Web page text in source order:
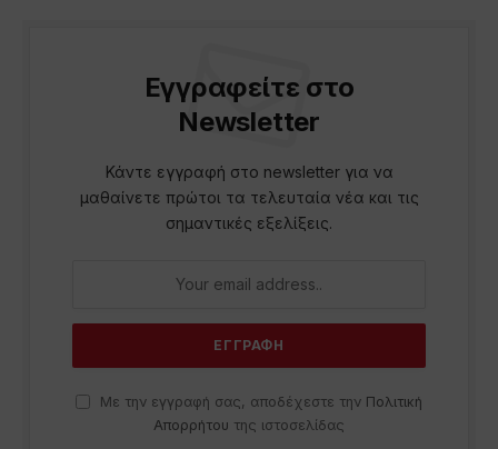
Εγγραφείτε στο
Newsletter
Κάντε εγγραφή στο newsletter για να
μαθαίνετε πρώτοι τα τελευταία νέα και τις
σημαντικές εξελίξεις.
Με την εγγραφή σας, αποδέχεστε την Πολιτική
Απορρήτου της ιστοσελίδας